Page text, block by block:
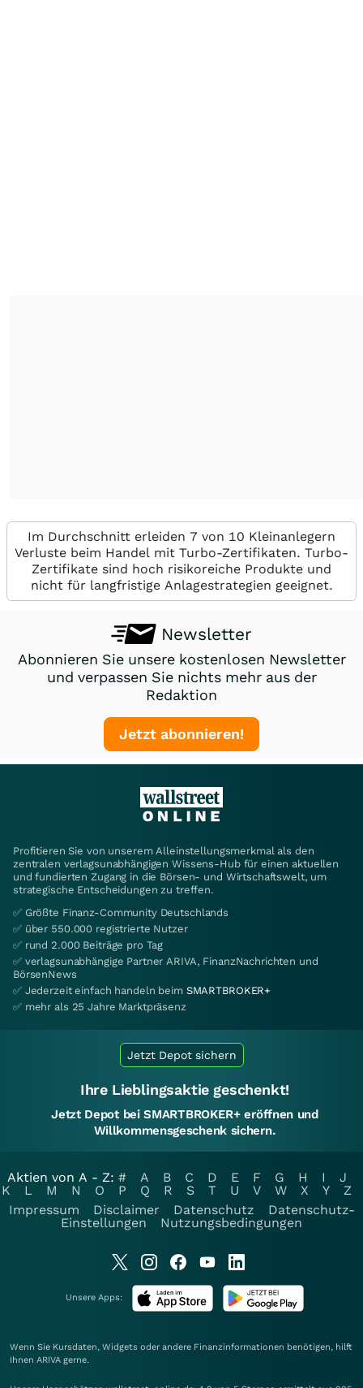
Im Durchschnitt erleiden 7 von 10 Kleinanlegern
Verluste beim Handel mit Turbo-Zertifikaten. Turbo-
Zertifikate sind hoch risikoreiche Produkte und
nicht für langfristige Anlagestrategien geeignet.
Newsletter
Abonnieren Sie unsere kostenlosen Newsletter
und verpassen Sie nichts mehr aus der
Redaktion
Jetzt abonnieren!
Profitieren Sie von unserem Alleinstellungsmerkmal als den
zentralen verlagsunabhängigen Wissens-Hub für einen aktuellen
und fundierten Zugang in die Börsen- und Wirtschaftswelt, um
strategische Entscheidungen zu treffen.
✅ Größte Finanz-Community Deutschlands
✅ über 550.000 registrierte Nutzer
✅ rund 2.000 Beiträge pro Tag
✅ verlagsunabhängige Partner ARIVA, FinanzNachrichten und
BörsenNews
✅ Jederzeit einfach handeln beim SMARTBROKER+
✅ mehr als 25 Jahre Marktpräsenz
Jetzt Depot sichern
Ihre Lieblingsaktie geschenkt!
Jetzt Depot bei SMARTBROKER+ eröffnen und
Willkommensgeschenk sichern.
Aktien von A - Z: # A B C D E F G H I
J
K
L M N O P Q R S T U V W X Y
Z
Impressum
Disclaimer Datenschutz
Datenschutz-
Einstellungen
Nutzungsbedingungen
Unsere Apps:
Wenn Sie Kursdaten, Widgets oder andere Finanzinformationen benötigen, hilft
Ihnen ARIVA gerne.